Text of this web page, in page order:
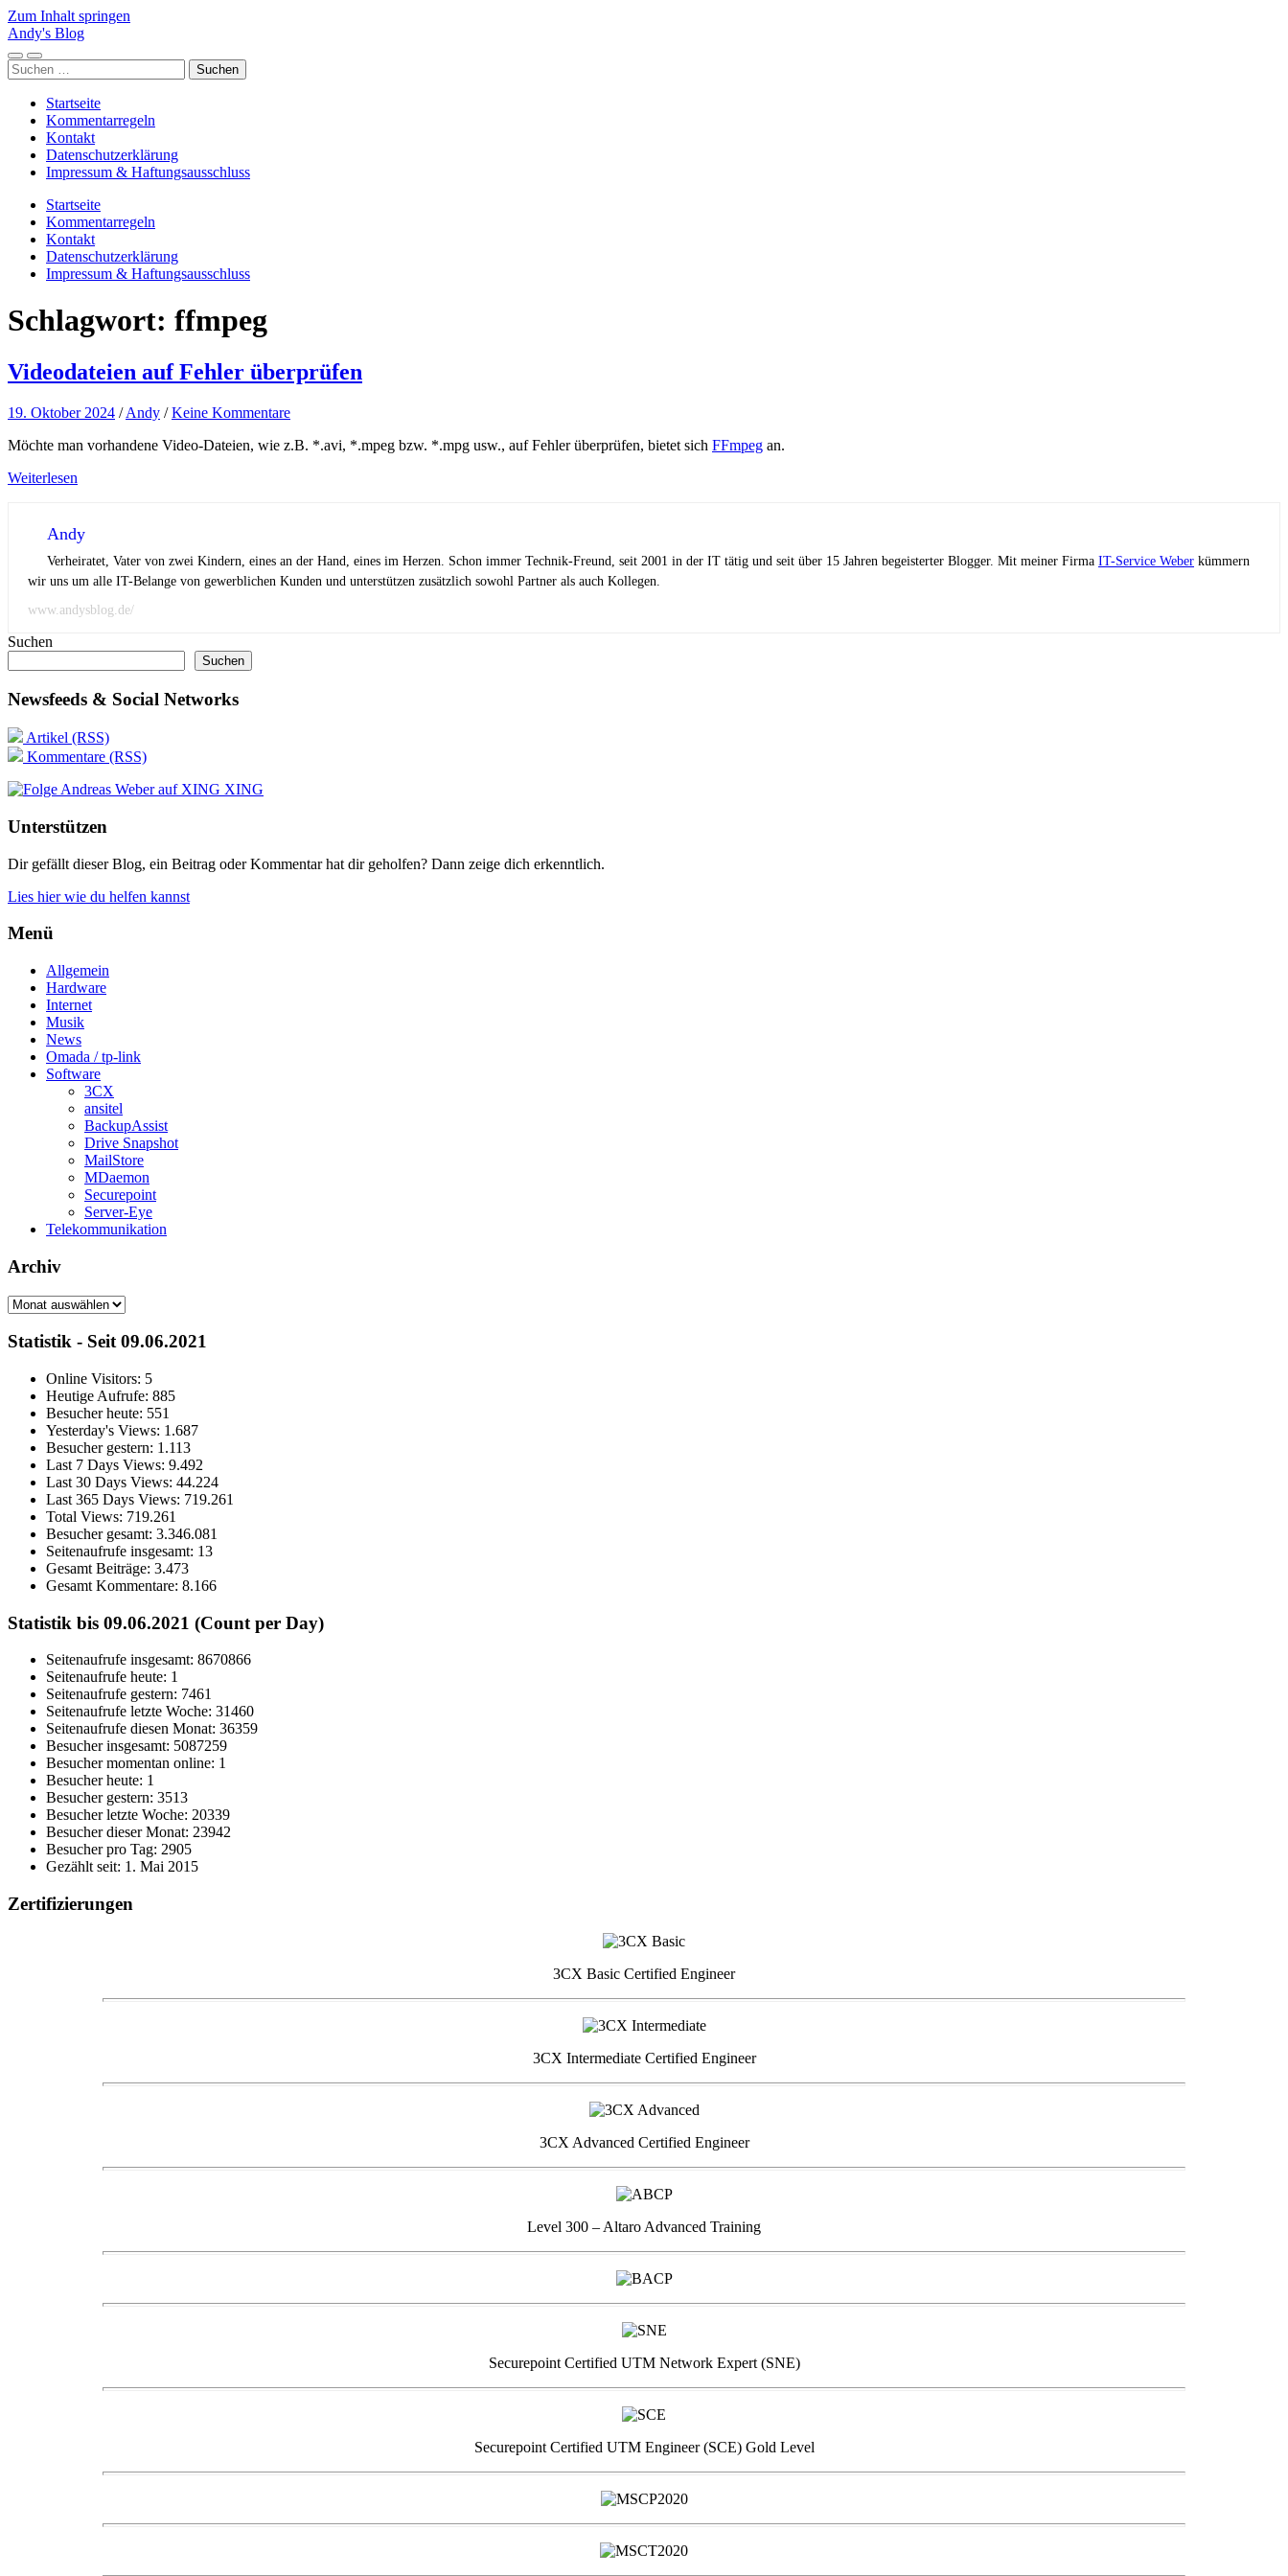
Zum Inhalt springen
Andy's Blog
Mobile-
Menü
Suchfeld
ein-/ausblenden
Suchen
nach:
Startseite
Kommentarregeln
Kontakt
Datenschutzerklärung
Impressum & Haftungsausschluss
Startseite
Kommentarregeln
Kontakt
Datenschutzerklärung
Impressum & Haftungsausschluss
Schlagwort: ffmpeg
Videodateien auf Fehler überprüfen
19. Oktober 2024 /Andy /Keine Kommentare
Möchte man vorhandene Video-Dateien, wie z.B. *.avi, *.mpeg bzw. *.mpg usw., auf Fehler überprüfen, bietet sich FFmpeg an.
Weiterlesen
Andy
Verheiratet, Vater von zwei Kindern, eines an der Hand, eines im Herzen. Schon immer Technik-Freund, seit 2001 in der IT tätig und seit über 15 Jahren begeisterter Blogger. Mit meiner Firma IT-Service Weber kümmern
wir uns um alle IT-Belange von gewerblichen Kunden und unterstützen zusätzlich sowohl Partner als auch Kollegen.
www.andysblog.de/
Suchen
Suchen
Newsfeeds & Social Networks
Artikel (RSS)
Kommentare (RSS)
XING
Unterstützen
Dir gefällt dieser Blog, ein Beitrag oder Kommentar hat dir geholfen? Dann zeige dich erkenntlich.
Lies hier wie du helfen kannst
Menü
Allgemein
Hardware
Internet
Musik
News
Omada / tp-link
Software
3CX
ansitel
BackupAssist
Drive Snapshot
MailStore
MDaemon
Securepoint
Server-Eye
Telekommunikation
Archiv
Archiv
Statistik - Seit 09.06.2021
Online Visitors: 5
Heutige Aufrufe: 885
Besucher heute: 551
Yesterday's Views: 1.687
Besucher gestern: 1.113
Last 7 Days Views: 9.492
Last 30 Days Views: 44.224
Last 365 Days Views: 719.261
Total Views: 719.261
Besucher gesamt: 3.346.081
Seitenaufrufe insgesamt: 13
Gesamt Beiträge: 3.473
Gesamt Kommentare: 8.166
Statistik bis 09.06.2021 (Count per Day)
Seitenaufrufe insgesamt: 8670866
Seitenaufrufe heute: 1
Seitenaufrufe gestern: 7461
Seitenaufrufe letzte Woche: 31460
Seitenaufrufe diesen Monat: 36359
Besucher insgesamt: 5087259
Besucher momentan online: 1
Besucher heute: 1
Besucher gestern: 3513
Besucher letzte Woche: 20339
Besucher dieser Monat: 23942
Besucher pro Tag: 2905
Gezählt seit: 1. Mai 2015
Zertifizierungen
3CX Basic Certified Engineer
3CX Intermediate Certified Engineer
3CX Advanced Certified Engineer
Level 300 – Altaro Advanced Training
Securepoint Certified UTM Network Expert (SNE)
Securepoint Certified UTM Engineer (SCE) Gold Level